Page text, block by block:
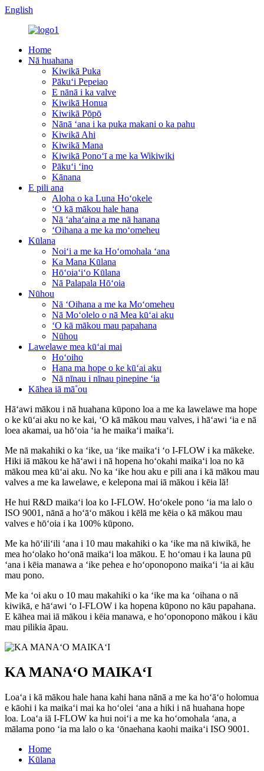
English
Home
Nā huahana
Kiwikā Puka
Pākuʻi Pepeiao
E nānā i ka valve
Kiwikā Honua
Kiwikā Pōpō
Nānā ʻana i ka puka makani o ka pahu
Kiwikā Ahi
Kiwikā Mana
Kiwikā Ponoʻī a me ka Wikiwiki
Pākuʻi ʻino
Kānana
E pili ana
Aloha o ka Luna Hoʻokele
ʻO kā mākou hale hana
Nā ʻahaʻaina a me nā hanana
ʻOihana a me ka moʻomeheu
Kūlana
Noiʻi a me ka Hoʻomohala ʻana
Ka Mana Kūlana
Hōʻoiaʻiʻo Kūlana
Nā Palapala Hōʻoia
Nūhou
Nā ʻOihana a me ka Moʻomeheu
Nā Moʻolelo o nā Mea kūʻai aku
ʻO kā mākou mau papahana
Nūhou
Lawelawe mea kūʻai mai
Hoʻoiho
Hana ma hope o ke kūʻai aku
Nā nīnau i nīnau pinepine ʻia
Kāhea iā mā˚ou
Hāʻawi mākou i nā huahana kūpono loa a me ka lawelawe ma hope
o ke kūʻai aku no ke kai, ʻO kā mākou mau valves, i hāʻawi ʻia e nā
loea akamai, ua hōʻoia ʻia he maikaʻi maikaʻi.
Me nā makahiki o ka ʻike, ua ʻike maikaʻi ʻo I-FLOW i ka mākeke.
Hiki iā mākou ke hāʻawi i nā hopena hoʻokahi maikaʻi loa no kā
mākou mea kūʻai aku. No ka ʻike hou aku e pili ana i kā mākou mau
valves a me ka lawelawe, e kelepona mai iā mākou i kēia lā!
He hui R&D maikaʻi loa ko I-FLOW. Hoʻokele pono ʻia ma lalo o
ISO 9001, nānā a hoʻāʻo mākou i kēlā me kēia o kā mākou mau
valves e hōʻoia i ka 100% kūpono.
Me ka hōʻiliʻili ʻana i 10 mau makahiki o ka ʻike ma nā kiwikā, he
mea hoʻolako hoʻonā maikaʻi loa mākou. E hoʻomau i ka launa pū
ʻana i kēia manawa a ʻike pehea e hoʻoponopono maikaʻi ʻia ai kāu
mau pono.
Me ka ʻoi aku o 10 mau makahiki o ka ʻike ma ka ʻoihana o nā
kiwikā, e hāʻawi ʻo I-FLOW i ka hopena kūpono no kāu papahana.
E kāhea mai iā mākou i kēia manawa, e hoʻoponopono mākou i kāu
mau pilikia āpau.
KA MANAʻO MAIKAʻI
Loaʻa i kā mākou hale hana kahi hana nānā a me ka hoʻāʻo holomua
e kāohi i ka maikaʻi mai ka hoʻolei ʻana a hiki i nā huahana hope
loa. Loaʻa iā I-FLOW ka hui noiʻi a me ka hoʻomohala ʻana, a
mālama pono ʻia ma lalo o ka ʻōnaehana kaohi maikaʻi ISO 9001.
Home
Kūlana